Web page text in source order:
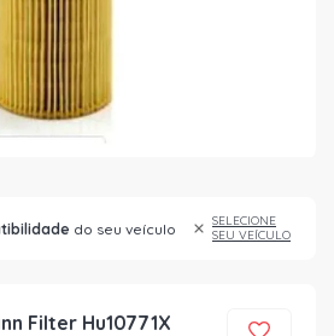
do seu veículo
SELECIONE
SEU VEÍCULO
Filter Hu10771X